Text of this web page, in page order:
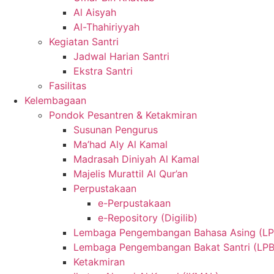
Al Aisyah
Al-Thahiriyyah
Kegiatan Santri
Jadwal Harian Santri
Ekstra Santri
Fasilitas
Kelembagaan
Pondok Pesantren & Ketakmiran
Susunan Pengurus
Ma’had Aly Al Kamal
Madrasah Diniyah Al Kamal
Majelis Murattil Al Qur’an
Perpustakaan
e-Perpustakaan
e-Repository (Digilib)
Lembaga Pengembangan Bahasa Asing
Lembaga Pengembangan Bakat Santri
Ketakmiran